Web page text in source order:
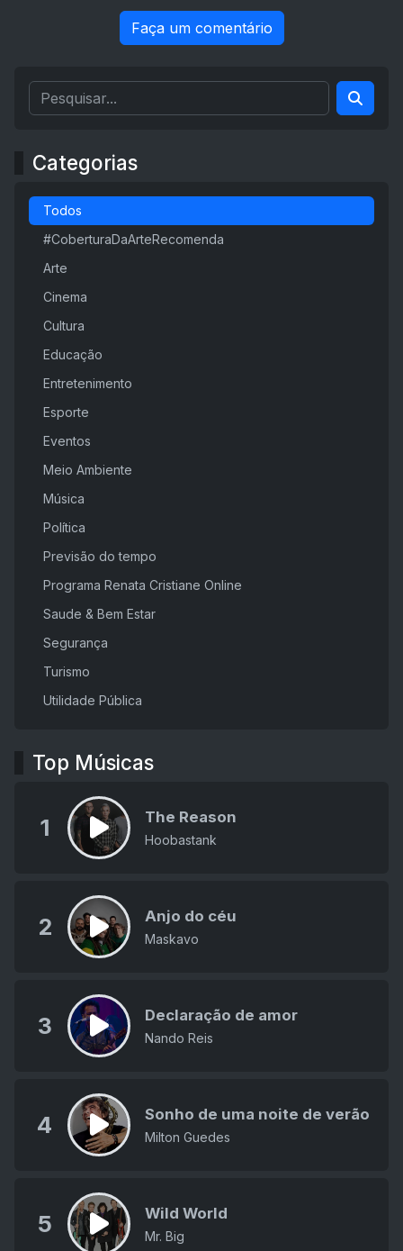
Faça um comentário
Categorias
Todos
#CoberturaDaArteRecomenda
Arte
Cinema
Cultura
Educação
Entretenimento
Esporte
Eventos
Meio Ambiente
Música
Política
Previsão do tempo
Programa Renata Cristiane Online
Saude & Bem Estar
Segurança
Turismo
Utilidade Pública
Top Músicas
1 The Reason
Hoobastank
2 Anjo do céu
Maskavo
3 Declaração de amor
Nando Reis
4 Sonho de uma noite de verão
Milton Guedes
5 Wild World
Mr. Big